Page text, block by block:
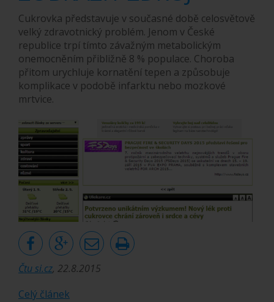
Cukrovka představuje v současné době celosvětově
velký zdravotnický problém. Jenom v České
republice trpí tímto závažným metabolickým
onemocněním přibližně 8 % populace. Choroba
přitom urychluje kornatění tepen a způsobuje
komplikace v podobě infarktu nebo mozkové
mrtvice.
Čtu si.cz, 22.8.2015
Celý článek